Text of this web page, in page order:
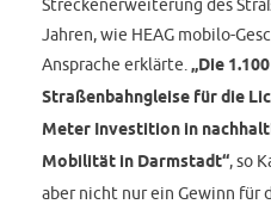
Jahren, wie HEAG mobilo-
Ansprache erklärte.„Die
Straßenbahngleise für die
Meter Investition in
Mobilität in Darmstadt“, so
aber nicht nur ein Gewinn für